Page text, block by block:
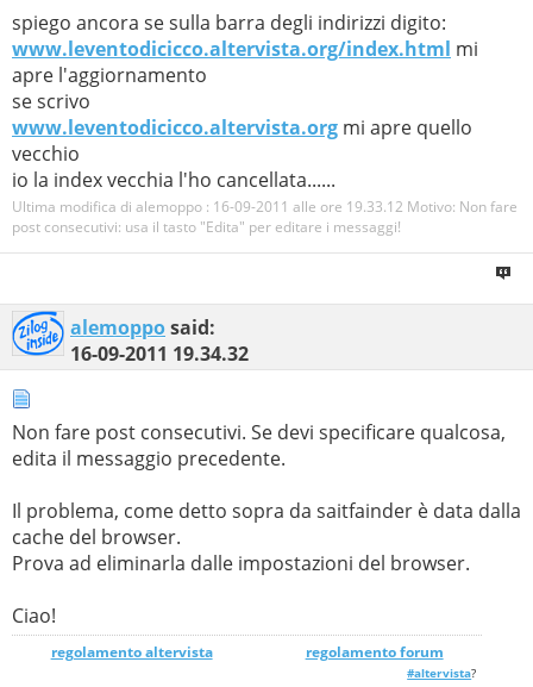
spiego ancora se sulla barra degli indirizzi digito:
www.leventodicicco.altervista.org/index.html mi
apre l'aggiornamento
se scrivo
www.leventodicicco.altervista.org mi apre quello
vecchio
io la index vecchia l'ho cancellata......
Ultima modifica di alemoppo : 16-09-2011 alle ore 19.33.12 Motivo: Non fare
post consecutivi: usa il tasto "Edita" per editare i messaggi!
alemopposaid:
16-09-2011 19.34.32
Non fare post consecutivi. Se devi specificare qualcosa,
edita il messaggio precedente.
Il problema, come detto sopra da saitfainder è data dalla
cache del browser.
Prova ad eliminarla dalle impostazioni del browser.
Ciao!
regolamento altervista_______________ regolamento forum
#altervista?